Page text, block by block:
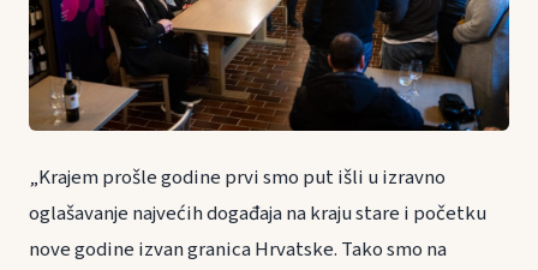
„Krajem prošle godine prvi smo put išli u izravno
oglašavanje najvećih događaja na kraju stare i početku
nove godine izvan granica Hrvatske. Tako smo na